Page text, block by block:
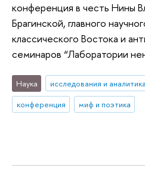
конференция в честь Нины
Брагинской, главного
классического Востока и
семинаров “Лаборатории
Наука исследования и аналитика
конференция
миф и поэтика